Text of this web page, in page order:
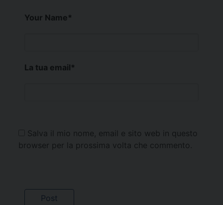
Your Name*
La tua email*
Salva il mio nome, email e sito web in questo
browser per la prossima volta che commento.